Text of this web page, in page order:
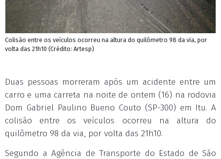
Colisão entre os veículos ocorreu na altura do quilômetro 98 da via, por
volta das 21h10 (Crédito: Artesp)
Duas pessoas morreram após um acidente entre um
carro e uma carreta na noite de ontem (16) na rodovia
Dom Gabriel Paulino Bueno Couto (SP-300) em Itu. A
colisão entre os veículos ocorreu na altura do
quilômetro 98 da via, por volta das 21h10.
Segundo a Agência de Transporte do Estado de São